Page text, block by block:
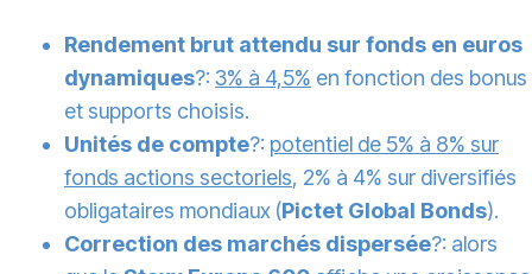
Rendement brut attendu sur fonds en euros
dynamiques?: 3% à 4,5% en fonction des bonus
et supports choisis.
Unités de compte?: potentiel de 5% à 8% sur
fonds actions sectoriels, 2% à 4% sur diversifiés
obligataires mondiaux (Pictet Global Bonds).
Correction des marchés dispersée?: alors